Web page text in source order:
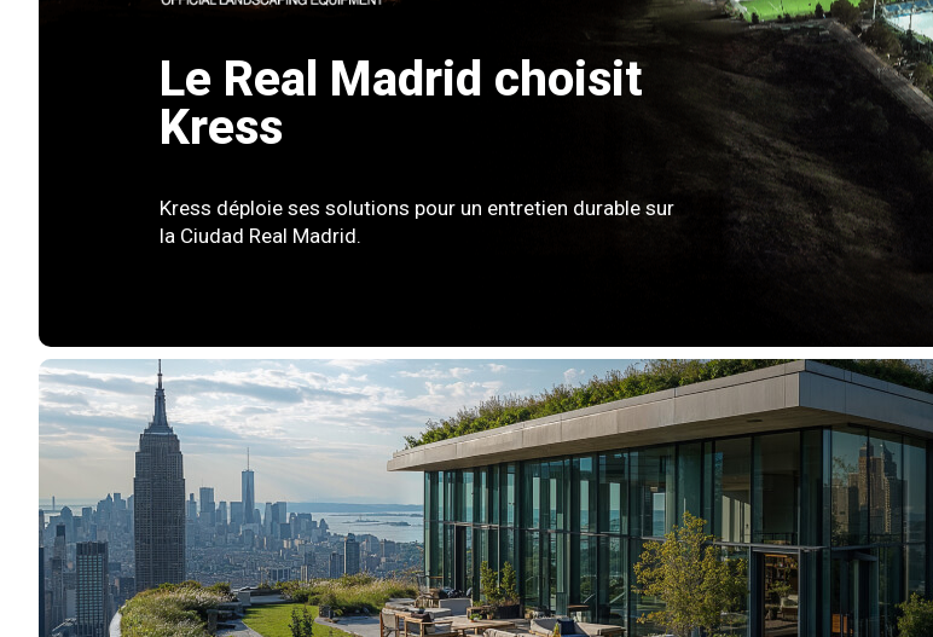
Le Real Madrid choisit
Kress
Kress déploie ses solutions pour un entretien durable sur
la Ciudad Real Madrid.